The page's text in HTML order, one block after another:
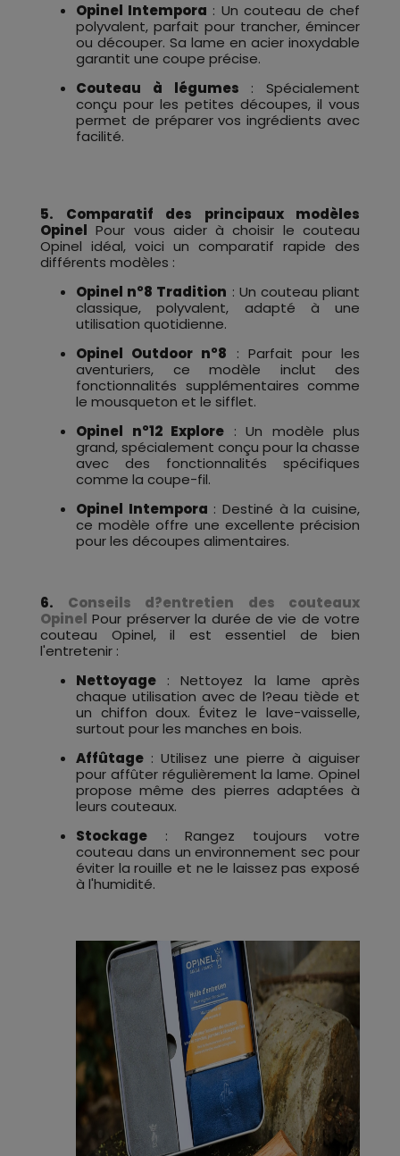
Opinel Intempora : Un couteau de chef
polyvalent, parfait pour trancher, émincer
ou découper. Sa lame en acier inoxydable
garantit une coupe précise.
Couteau à légumes : Spécialement
conçu pour les petites découpes, il vous
permet de préparer vos ingrédients avec
facilité.
5. Comparatif des principaux modèles
Opinel Pour vous aider à choisir le couteau
Opinel idéal, voici un comparatif rapide des
différents modèles :
Opinel n°8 Tradition : Un couteau pliant
classique, polyvalent, adapté à une
utilisation quotidienne.
Opinel Outdoor n°8 : Parfait pour les
aventuriers, ce modèle inclut des
fonctionnalités supplémentaires comme
le mousqueton et le sifflet.
Opinel n°12 Explore : Un modèle plus
grand, spécialement conçu pour la chasse
avec des fonctionnalités spécifiques
comme la coupe-fil.
Opinel Intempora : Destiné à la cuisine,
ce modèle offre une excellente précision
pour les découpes alimentaires.
6. Conseils d?entretien des couteaux
Opinel Pour préserver la durée de vie de votre
couteau Opinel, il est essentiel de bien
l'entretenir :
Nettoyage : Nettoyez la lame après
chaque utilisation avec de l?eau tiède et
un chiffon doux. Évitez le lave-vaisselle,
surtout pour les manches en bois.
Affûtage : Utilisez une pierre à aiguiser
pour affûter régulièrement la lame. Opinel
propose même des pierres adaptées à
leurs couteaux.
Stockage : Rangez toujours votre
couteau dans un environnement sec pour
éviter la rouille et ne le laissez pas exposé
à l'humidité.